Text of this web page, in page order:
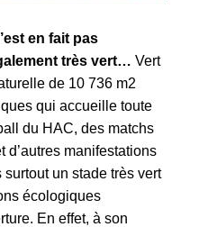
en fait pas
très vert…Vert
de 10 736 m2
qui accueille toute
du HAC, des matchs
d’autres manifestations
surtout un stade très vert
écologiques
En effet, à son